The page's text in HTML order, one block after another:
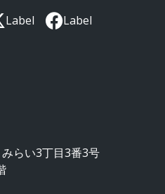
Label Label
らい3丁目3番3号